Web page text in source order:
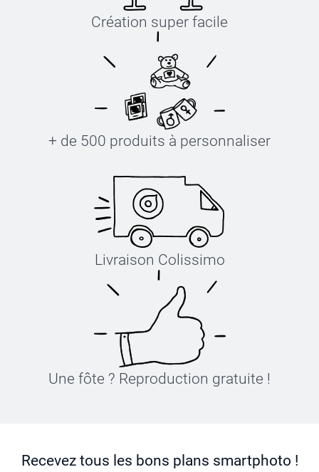
Création super facile
+ de 500 produits à personnaliser
Livraison Colissimo
Une fôte ? Reproduction gratuite !
Recevez tous les bons plans smartphoto !